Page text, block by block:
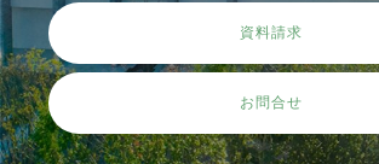
資料請求
お問合せ